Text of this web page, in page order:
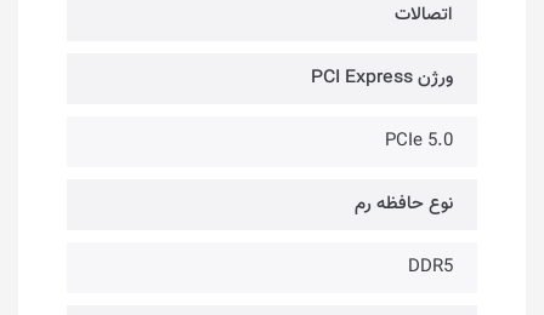
اتصالات
ورژن PCI Express
PCIe 5.0
نوع حافظه رم
DDR5